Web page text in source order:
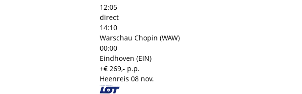
12:05
direct
14:10
Warschau Chopin (WAW)
00:00
Eindhoven (EIN)
+€ 269,- p.p.
Heenreis 08 nov.